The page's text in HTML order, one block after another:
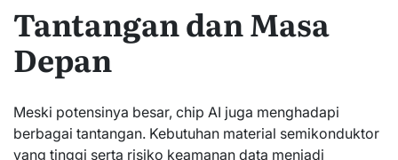
Tantangan dan Masa
Depan
Meski potensinya besar, chip AI juga menghadapi
berbagai tantangan. Kebutuhan material semikonduktor
yang tinggi serta risiko keamanan data menjadi